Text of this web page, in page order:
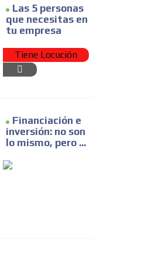
Las 5 personas
que necesitas en
tu empresa
Tiene Locución
Financiación e
inversión: no son
lo mismo, pero ...